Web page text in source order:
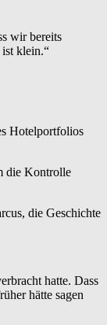
wir bereits
klein.“
Hotelportfolios
die Kontrolle
die Geschichte
hatte. Dass
hätte sagen